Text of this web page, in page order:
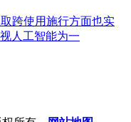
跨使用施行方面也实
人工智能为一